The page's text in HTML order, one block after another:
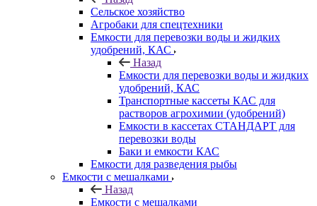
Сельское хозяйство
Агробаки для спецтехники
Емкости для перевозки воды и жидких
удобрений, КАС
Назад
Емкости для перевозки воды и жидких
удобрений, КАС
Транспортные кассеты КАС для
растворов агрохимии (удобрений)
Емкости в кассетах СТАНДАРТ для
перевозки воды
Баки и емкости КАС
Емкости для разведения рыбы
Емкости с мешалками
Назад
Емкости с мешалками